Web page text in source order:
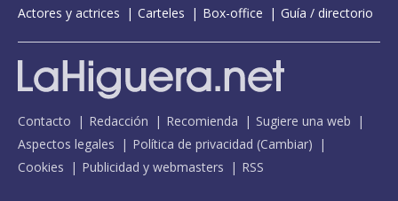
Actores y actrices
Carteles Box-office Guía / directorio
Contacto Redacción Recomienda
Sugiere una web
Aspectos legales
Política de privacidad (Cambiar)
Cookies
Publicidad y webmasters RSS